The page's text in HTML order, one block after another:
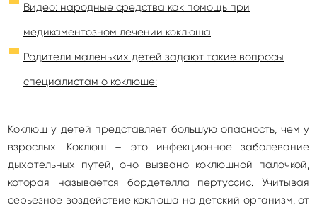
Видео: народные средства как помощь при
медикаментозном лечении коклюша
Родители маленьких детей задают такие вопросы
специалистам о коклюше:
Коклюш у детей представляет большую опасность, чем у
взрослых. Коклюш – это инфекционное заболевание
дыхательных путей, оно вызвано коклюшной палочкой,
которая называется бордетелла пертуссис. Учитывая
серьезное воздействие коклюша на детский организм, от